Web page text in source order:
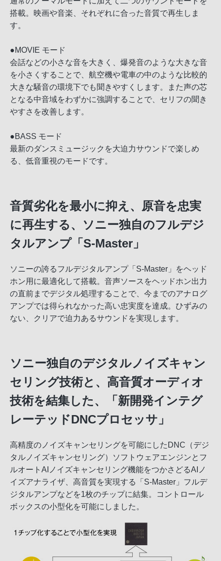
搭載。映画や音楽、それぞれに合った音質で再生しま
す。
●MOVIE モード
会話などの小さな音を大きく、爆発音のような大きな音
を小さくすることで、航空機や電車の中のような比較的
大きな騒音の環境下でも聞きやすくします。また声の芯
となる中音域をわずかに強調することで、セリフの聞き
やすさを改善します。
●BASS モード
最新のダンスミュージックを大迫力サウンドで楽しめ
る、低音重視のモードです。
音質劣化を最小に抑え、原音を忠実
に再生する、ソニー独自のフルデジ
タルアンプ「S-Master」
ソニーの誇るフルデジタルアンプ「S-Master」をヘッド
ホン用に最適化して搭載。音声ソースをヘッドホン出力
の直前までデジタル処理することで、今までのアナログ
アンプでは得られなかった高い忠実度を達成。ひずみの
ない、クリアで迫力あるサウンドを実現します。
ソニー独自のデジタルノイズキャン
セリング技術と、高音質オーディオ
技術を結集した、「新開発インテグ
レーテッドDNCプロセッサ」
高精度のノイズキャンセリングを可能にしたDNC（デジ
タルノイズキャンセリング）ソフトウェアエンジンとフ
ルオートAIノイズキャンセリング機能をつかさどるAIノ
イズアナライザ、高音質を実現する「S-Master」フルデ
ジタルアンプなどを1枚のチップに結集。コントロール
ボックスの小型化を可能にしました。